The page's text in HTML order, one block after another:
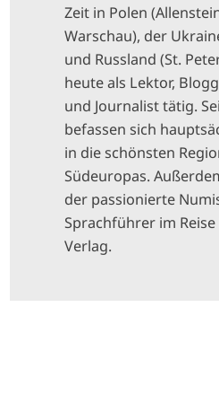
Zeit in Polen
Warschau), der
und Russland (St.
heute als Lektor,
und Journalist tätig.
befassen sich
in die schönsten
Südeuropas.
der passionierte
Sprachführer im
Verlag.